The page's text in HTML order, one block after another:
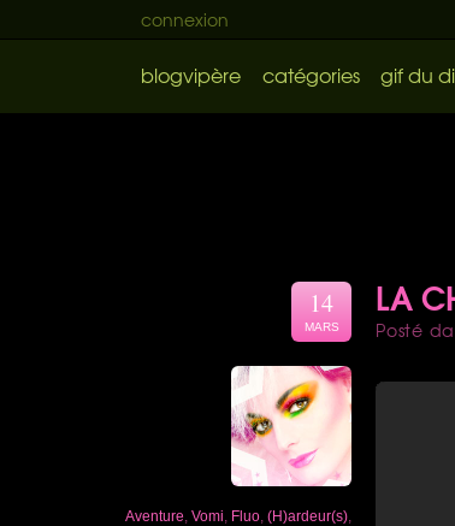
connexion
blogvipère catégories gif du
LA
Posté
14
MARS
Aventure Vomi Fluo (H)ardeur(s)